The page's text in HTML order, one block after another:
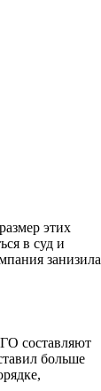
этих
в суд и
занизила
составляют
больше